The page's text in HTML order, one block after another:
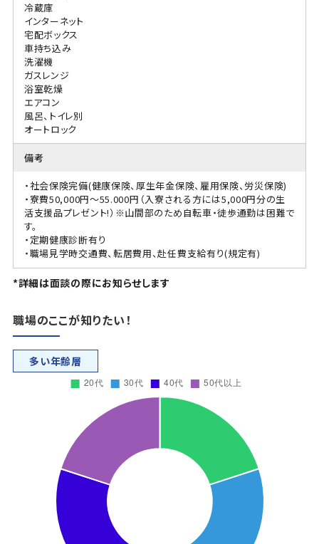
冷蔵庫
インターネット
宅配ボックス
車持ち込み
洗濯機
ガスレンジ
浴室乾燥
エアコン
風呂、トイレ別
オートロック
備考
・社会保険完備(健康保険、厚生年金保険、雇用保険、労災保険)
・寮費50,000円～55.000円（入寮される方には5,000円分の生
活支援品プレゼント!）※山間部のため自転車・徒歩通勤は困難で
す。
・定期健康診断有り
・職場見学時交通費、転居費用、赴任費支給有り(規定有)
*詳細は面談の際にお知らせします
職場のここが知りたい！
多い年齢層